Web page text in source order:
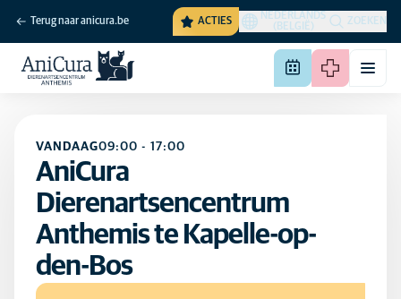
Terug naar anicura.be ACTIES
NEDERLANDS
(BELGIË)
ZOEKEN
VANDAAG09:00 - 17:00
AniCura
Dierenartsencentrum
Anthemis te Kapelle-op-
den-Bos